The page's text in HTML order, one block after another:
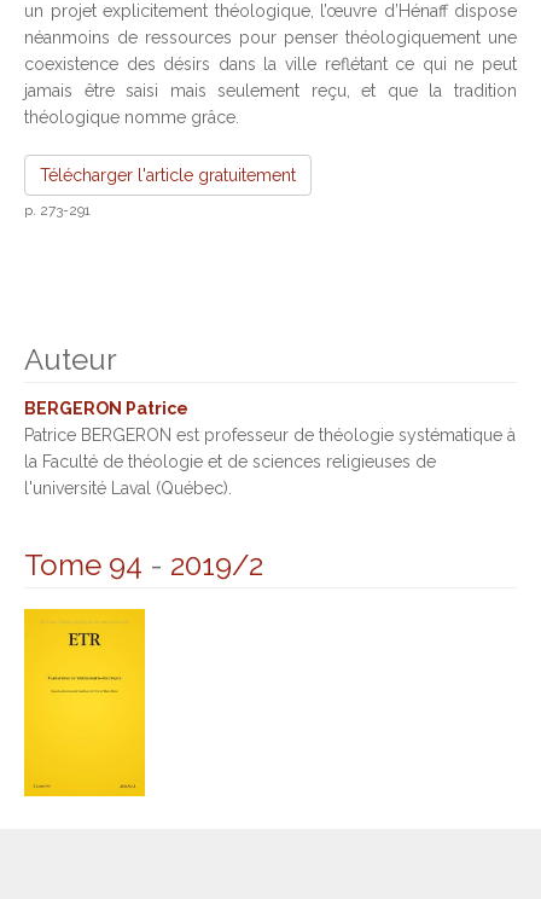
un projet explicitement théologique, l’œuvre d’Hénaff dispose
néanmoins de ressources pour penser théologiquement une
coexistence des désirs dans la ville reflétant ce qui ne peut
jamais être saisi mais seulement reçu, et que la tradition
théologique nomme grâce.
Télécharger l'article gratuitement
p. 273-291
Auteur
BERGERON Patrice
Patrice BERGERON est professeur de théologie systématique à
la Faculté de théologie et de sciences religieuses de
l'université Laval (Québec).
Tome 94 - 2019/2